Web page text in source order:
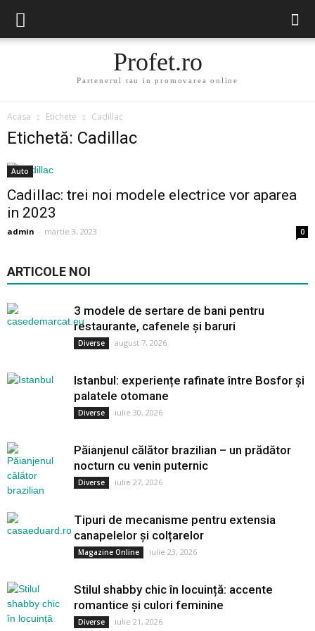
Profet.ro
Partenerul tau in promovarea online
Acasa Etichete Cadillac
Etichetă: Cadillac
Auto
Cadillac: trei noi modele electrice vor aparea
in 2023
admin - martie 3, 2023 0
ARTICOLE NOI
3 modele de sertare de bani pentru
restaurante, cafenele și baruri
Diverse august 7, 2026
Istanbul: experiențe rafinate între Bosfor și
palatele otomane
Diverse iulie 30, 2026
Păianjenul călător brazilian – un prădător
nocturn cu venin puternic
Diverse iulie 27, 2026
Tipuri de mecanisme pentru extensia
canapelelor și colțarelor
Magazine Online iulie 23, 2026
Stilul shabby chic în locuință: accente
romantice și culori feminine
Diverse iulie 21, 2026